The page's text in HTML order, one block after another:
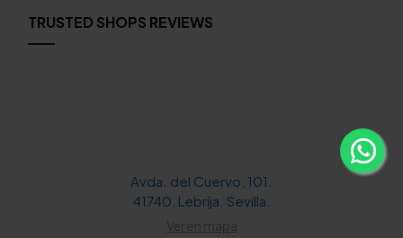
TRUSTED SHOPS REVIEWS
Avda. del Cuervo, 101.
41740, Lebrija. Sevilla.
Ver en mapa